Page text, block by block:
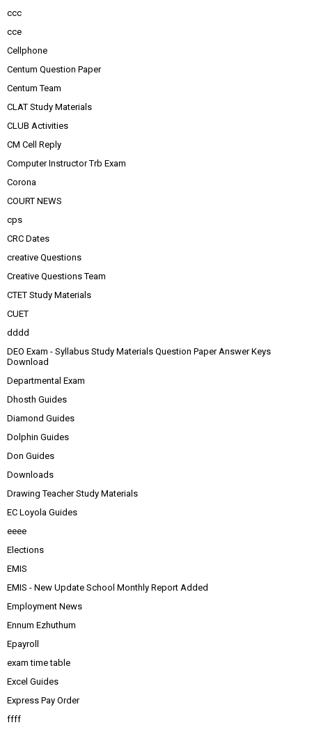
ccc
cce
Cellphone
Centum Question Paper
Centum Team
CLAT Study Materials
CLUB Activities
CM Cell Reply
Computer Instructor Trb Exam
Corona
COURT NEWS
cps
CRC Dates
creative Questions
Creative Questions Team
CTET Study Materials
CUET
dddd
DEO Exam - Syllabus Study Materials Question Paper Answer Keys
Download
Departmental Exam
Dhosth Guides
Diamond Guides
Dolphin Guides
Don Guides
Downloads
Drawing Teacher Study Materials
EC Loyola Guides
eeee
Elections
EMIS
EMIS - New Update School Monthly Report Added
Employment News
Ennum Ezhuthum
Epayroll
exam time table
Excel Guides
Express Pay Order
ffff